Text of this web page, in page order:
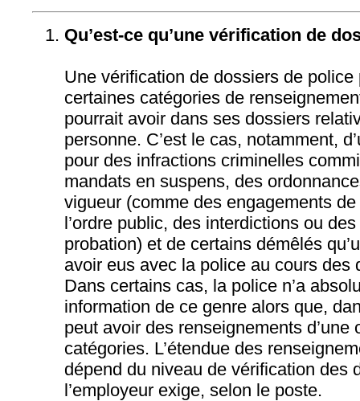
Qu’est-ce qu’une vérification de
Une vérification de dossiers de police
certaines catégories de
pourrait avoir dans ses dossiers
personne. C’est le cas, notamment,
pour des infractions criminelles
mandats en suspens, des
vigueur (comme des engagements
l’ordre public, des interdictions ou
probation) et de certains démêlés
avoir eus avec la police au cours des
Dans certains cas, la police n’a
information de ce genre alors que,
peut avoir des renseignements d’une
catégories. L’étendue des
dépend du niveau de vérification des
l’employeur exige, selon le poste.